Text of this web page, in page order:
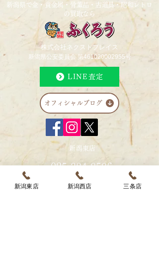
金相場過去最高値更新中！！
新潟県で金・貴金属・骨董品・古道具・昭和レトロ
の買取なら
株式会社ネクストプレイス
新潟県公安委員会 第461020002955号
LINE査定
オフィシャルブログ
新潟東店
025-384-8586
営業時間 10:00～19:00
新潟東店 新潟西店 三条店